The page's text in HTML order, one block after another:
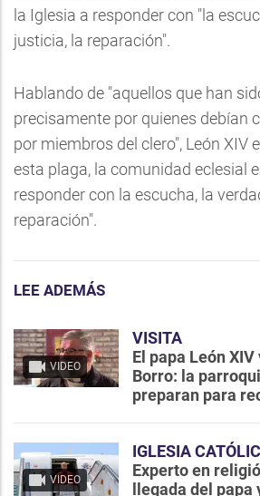
la Iglesia a responder con "la
justicia, la reparación".
Hablando de "aquellos que han
precisamente por quienes debían
por miembros del clero", León XIV
esta plaga, la comunidad eclesial
responder con la escucha, la
reparación".
LEE ADEMÁS
VIDEO
VISITA
El papa León
Borro: la
preparan para
VIDEO
IGLESIA
Experto en
llegada del